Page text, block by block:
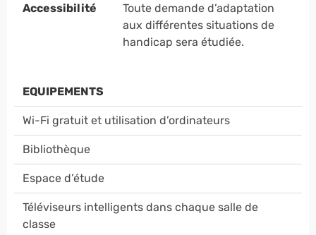
Accessibilité
Toute demande d’adaptation
aux différentes situations de
handicap sera étudiée.
EQUIPEMENTS
Wi-Fi gratuit et utilisation d’ordinateurs
Bibliothèque
Espace d’étude
Téléviseurs intelligents dans chaque salle de
classe